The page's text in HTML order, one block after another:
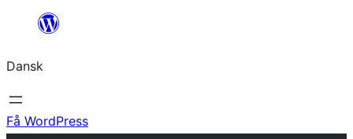
Spring
indhold
Dansk
Få WordPress